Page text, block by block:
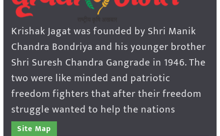
Krishak Jagat was founded by Shri Manik
Chandra Bondriya and his younger brother
Shri Suresh Chandra Gangrade in 1946. The
two were like minded and patriotic
freedom fighters that after their freedom
struggle wanted to help the nations
Site Map